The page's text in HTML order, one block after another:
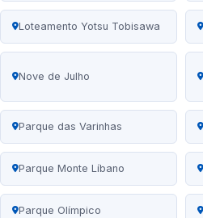
Loteamento Yotsu Tobisawa
Nove de Julho
Parque das Varinhas
Parque Monte Líbano
Parque Olímpico